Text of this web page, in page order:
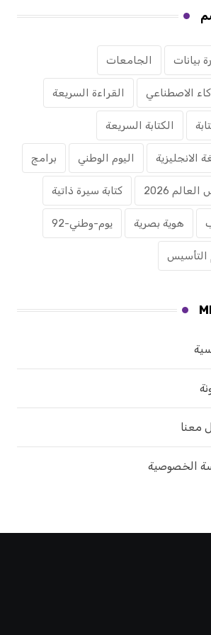
بيانات الجامعات
الاصطناعي القراءة السريعة
الكتابة السريعة
الانجليزية اليوم الوطني برامج
2026 كتابة سيرة ذاتية
هوية بصرية يوم-وطني-92
التأسيس
معنا
الخصوصية